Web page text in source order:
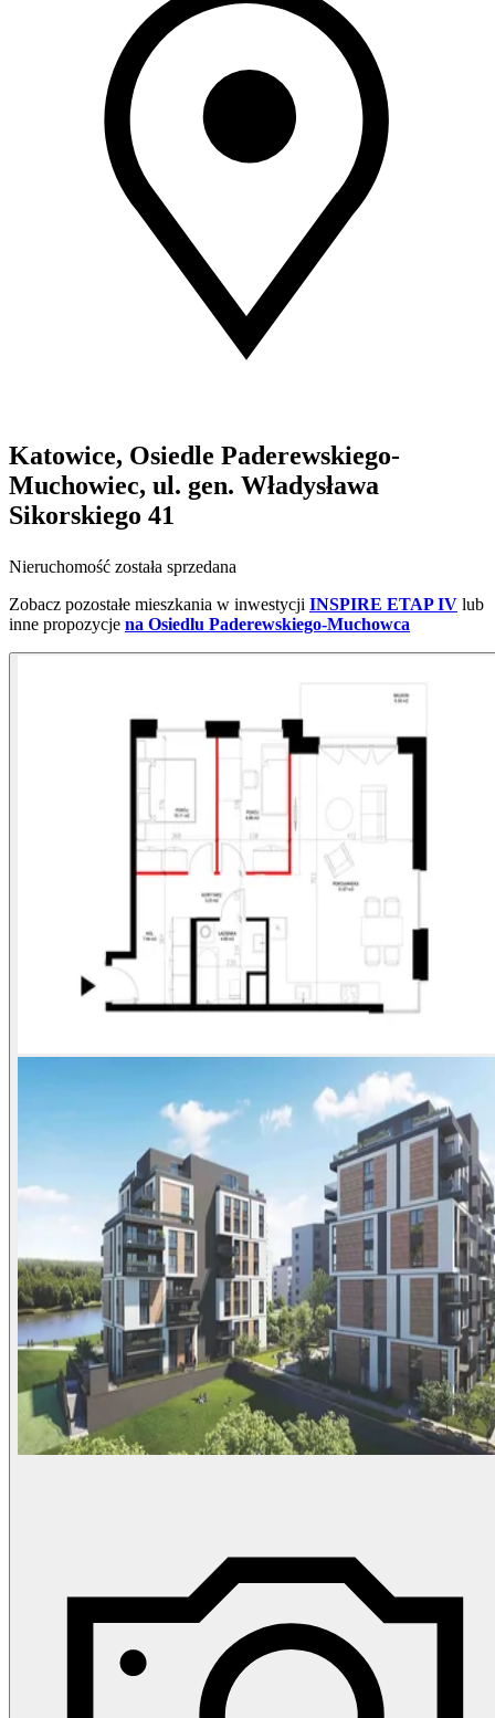
Katowice, Osiedle Paderewskiego-
Muchowiec, ul. gen. Władysława
Sikorskiego 41
Nieruchomość została sprzedana
Zobacz pozostałe mieszkania w inwestycji INSPIRE ETAP IV lub
inne propozycje na Osiedlu Paderewskiego-Muchowca